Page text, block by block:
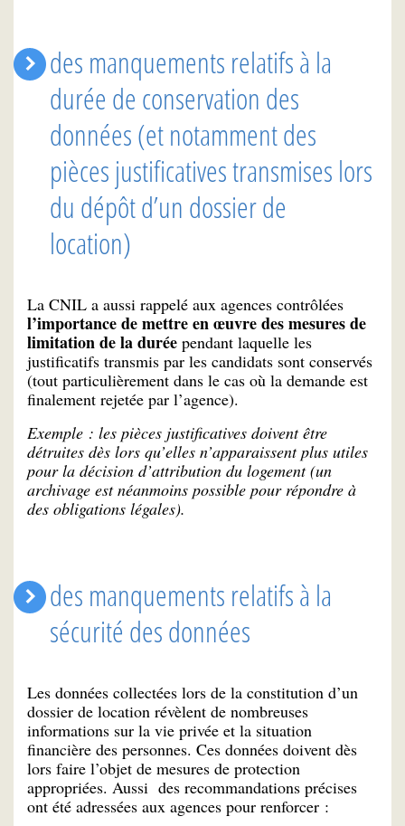
des manquements relatifs à la
durée de conservation des
données (et notamment des
pièces justificatives transmises lors
du dépôt d’un dossier de
location)
La CNIL a aussi rappelé aux agences contrôlées
l’importance de mettre en œuvre des mesures de
limitation de la durée pendant laquelle les
justificatifs transmis par les candidats sont conservés
(tout particulièrement dans le cas où la demande est
finalement rejetée par l’agence).
Exemple : les pièces justificatives doivent être
détruites dès lors qu’elles n’apparaissent plus utiles
pour la décision d’attribution du logement (un
archivage est néanmoins possible pour répondre à
des obligations légales).
des manquements relatifs à la
sécurité des données
Les données collectées lors de la constitution d’un
dossier de location révèlent de nombreuses
informations sur la vie privée et la situation
financière des personnes. Ces données doivent dès
lors faire l’objet de mesures de protection
appropriées. Aussi des recommandations précises
ont été adressées aux agences pour renforcer :